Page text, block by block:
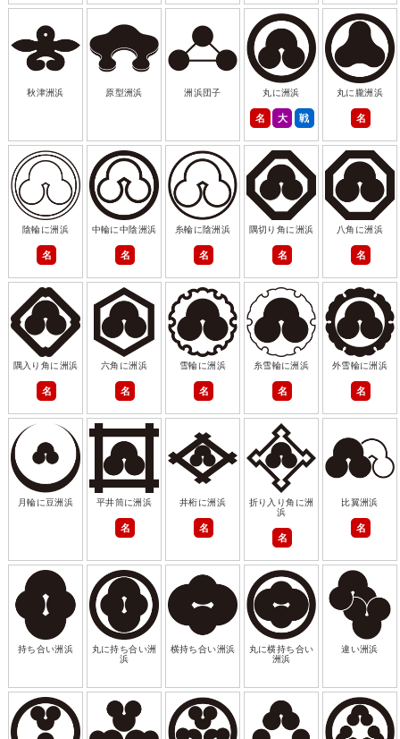
秋津洲浜 原型洲浜 洲浜団子 丸に洲浜
名 大 戦
丸に朧洲浜
名
陰輪に洲浜
名
中輪に中陰洲浜
名
糸輪に陰洲浜
名
隅切り角に洲浜
名
八角に洲浜
名
隅入り角に洲浜
名
六角に洲浜
名
雪輪に洲浜
名
糸雪輪に洲浜
名
外雪輪に洲浜
名
月輪に豆洲浜 平井筒に洲浜
名
井桁に洲浜
名
折り入り角に洲
浜
名
比翼洲浜
名
持ち合い洲浜
丸に持ち合い洲
浜
横持ち合い洲浜
丸に横持ち合い
洲浜
違い洲浜